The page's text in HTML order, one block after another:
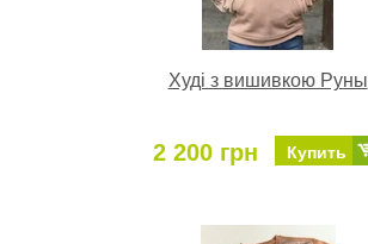
Худі з вишивкою Руны
2 200 грн Купить